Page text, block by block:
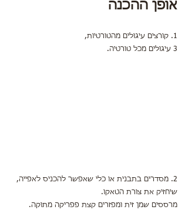
אופן ההכנה
1. קורצים עיגולים מהטורטיות,
3 עיגולים מכל טורטיה.
2. מסדרים בתבנית או כלי שאפשר להכניס לאפייה,
שיחזיק את צורת הטאקו.
מרססים שמן זית ומפזרים קצת פפריקה מתוקה.